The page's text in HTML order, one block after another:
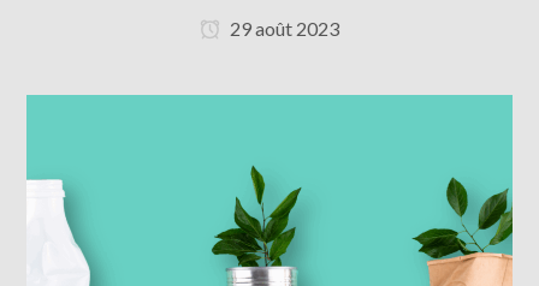
29 août 2023